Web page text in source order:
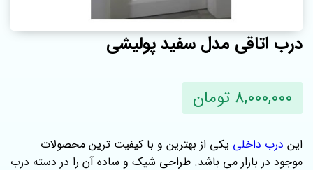
درب اتاقی مدل سفید پولیشی
8,000,000 تومان
این درب داخلی یکی از بهترین و با کیفیت ترین محصولات
موجود در بازار می باشد. طراحی شیک و ساده آن را در دسته درب